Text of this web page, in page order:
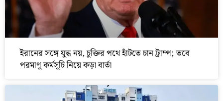
ইরানের সঙ্গে যুদ্ধ নয়, চুক্তির পথে হাঁটতে চান ট্রাম্প; তবে
পরমাণু কর্মসূচি নিয়ে কড়া বার্তা